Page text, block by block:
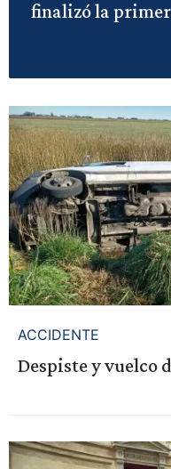
finalizó la
ACCIDENTE
Despiste y vuelco